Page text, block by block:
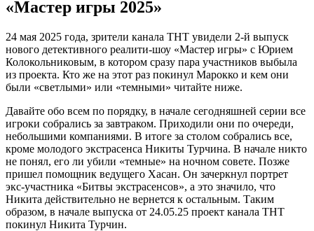
«Мастер игры 2025»
24 мая 2025 года, зрители канала ТНТ увидели 2-й выпуск
нового детективного реалити-шоу «Мастер игры» с Юрием
Колокольниковым, в котором сразу пара участников выбыла
из проекта. Кто же на этот раз покинул Марокко и кем они
были «светлыми» или «темными» читайте ниже.
Давайте обо всем по порядку, в начале сегодняшней серии все
игроки собрались за завтраком. Приходили они по очереди,
небольшими компаниями. В итоге за столом собрались все,
кроме молодого экстрасенса Никиты Турчина. В начале никто
не понял, его ли убили «темные» на ночном совете. Позже
пришел помощник ведущего Хасан. Он зачеркнул портрет
экс-участника «Битвы экстрасенсов», а это значило, что
Никита действительно не вернется к остальным. Таким
образом, в начале выпуска от 24.05.25 проект канала ТНТ
покинул Никита Турчин.